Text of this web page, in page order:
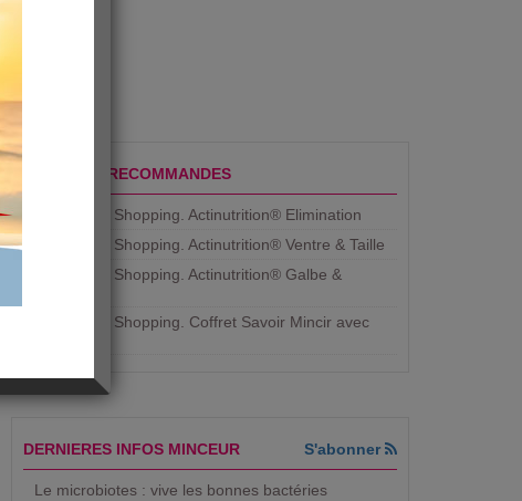
PRODUITS RECOMMANDES
Aujourdhui Shopping. Actinutrition® Elimination
Aujourdhui Shopping. Actinutrition® Ventre & Taille
Aujourdhui Shopping. Actinutrition® Galbe &
Aujourdhui Shopping. ​Coffret Savoir Mincir avec
DERNIERES INFOS MINCEUR S'abonner
Le microbiotes : vive les bonnes bactéries